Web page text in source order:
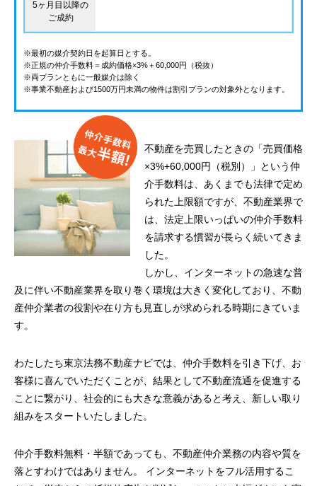
5ヶ月目以降の
ご成約
※最初の媒介契約日を起算日とする。
※正規の仲介手数料＝成約価格×3%＋60,000円（税抜）
※両プランともに一般媒介は除く
※事業不動産および1500万円未満の物件は割引プランの対象外となります。
不動産を売買したときの「売買価格
×3%+60,000円（税別）」という仲
介手数料は、あくまでも法律で定め
られた上限額ですが、不動産業界で
は、法定上限いっぱいの仲介手数料
を請求する慣習が長らく続いてきま
した。
しかし、インターネットの急速な普
及に伴い不動産業界を取り巻く環境は大きく変化しており、不動
産仲介業者の役割や在り方も見直しが求められる時期にきていま
す。
わたしたち東京法務不動産ナビでは、仲介手数料を引き下げ、お
客様に喜んでいただくことが、結果として不動産流通を促進する
ことに繋がり、社会的にも大きな意義があると考え、新しい取り
組みをスタートいたしました。
仲介手数料無料・半額であっても、不動産仲介業務の内容や質を
落とすわけではありません。 インターネットをフル活用するこ